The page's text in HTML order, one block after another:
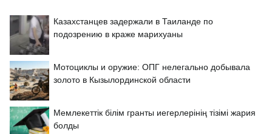
Казахстанцев задержали в Таиланде по
подозрению в краже марихуаны
Мотоциклы и оружие: ОПГ нелегально добывала
золото в Кызылординской области
Мемлекеттік білім гранты иегерлерінің тізімі жария
болды